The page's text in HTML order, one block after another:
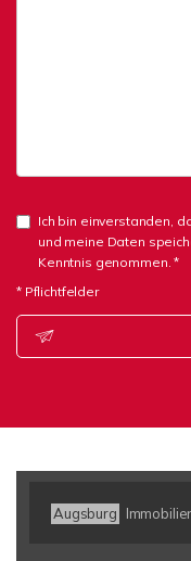
Ich bin einverstanden,
und meine Daten
Kenntnis genommen. *
* Pflichtfelder
Augsburg